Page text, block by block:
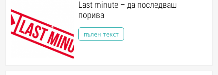
Last minute – да последваш
порива
пълен текст